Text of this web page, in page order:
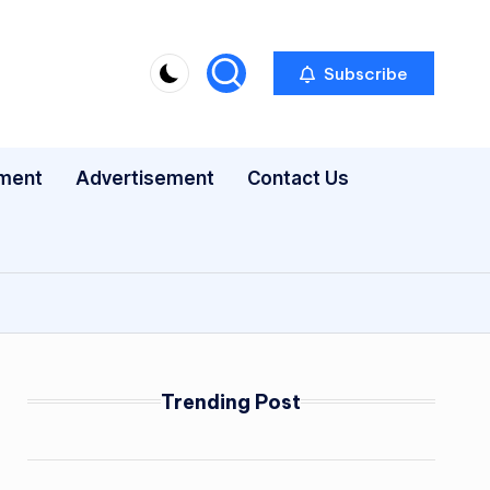
Subscribe
Advertisement Contact Us
Trending Post